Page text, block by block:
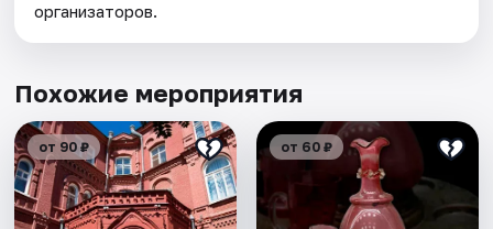
организаторов.
Похожие мероприятия
от 90 ₽ от 60 ₽